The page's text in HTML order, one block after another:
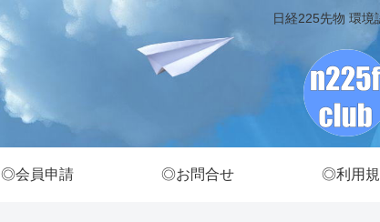
日経225先物 環境
◎会員申請 ◎お問合せ ◎利用